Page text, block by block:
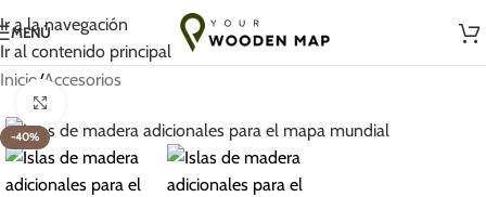
Ir a la navegación
Ir al contenido principal
Hecho a mano con amor en Lituania
MENÚ
Inicio/Accesorios
-40%